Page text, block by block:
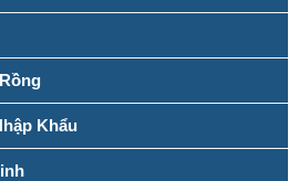
Khẩu